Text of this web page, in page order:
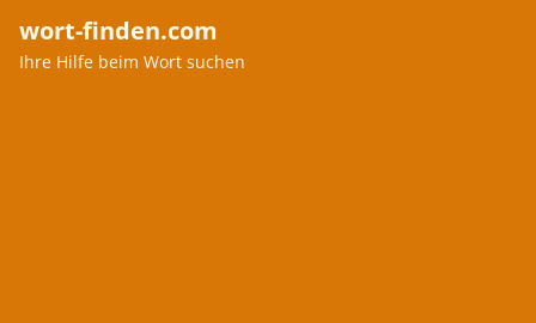
wort-finden.com
Ihre Hilfe beim Wort suchen